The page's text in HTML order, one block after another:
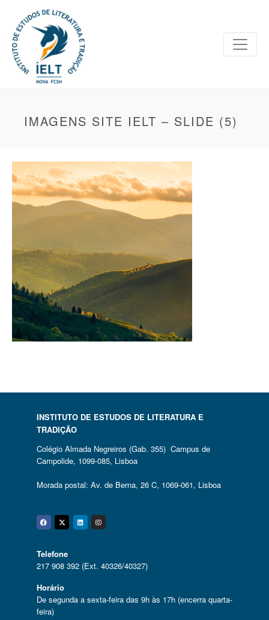
IMAGENS SITE IELT – SLIDE (5)
INSTITUTO DE ESTUDOS DE LITERATURA E
TRADIÇÃO
Colégio Almada Negreiros (Gab. 355) Campus de
Campolide, 1099-085, Lisboa
Morada postal: Av. de Berna, 26 C, 1069-061, Lisboa
Facebook
Twitter
Linkedin
Instagram
Telefone
217 908 392 (Ext. 40326/40327)
Horário
De segunda a sexta-feira das 9h às 17h (encerra quarta-
feira)